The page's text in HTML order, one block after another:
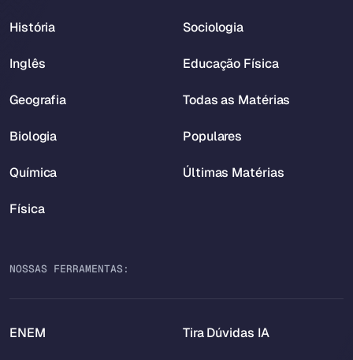
História
Inglês
Geografia
Biologia
Química
Física
Sociologia
Educação Física
Todas as Matérias
Populares
Últimas Matérias
NOSSAS FERRAMENTAS:
ENEM Tira Dúvidas IA